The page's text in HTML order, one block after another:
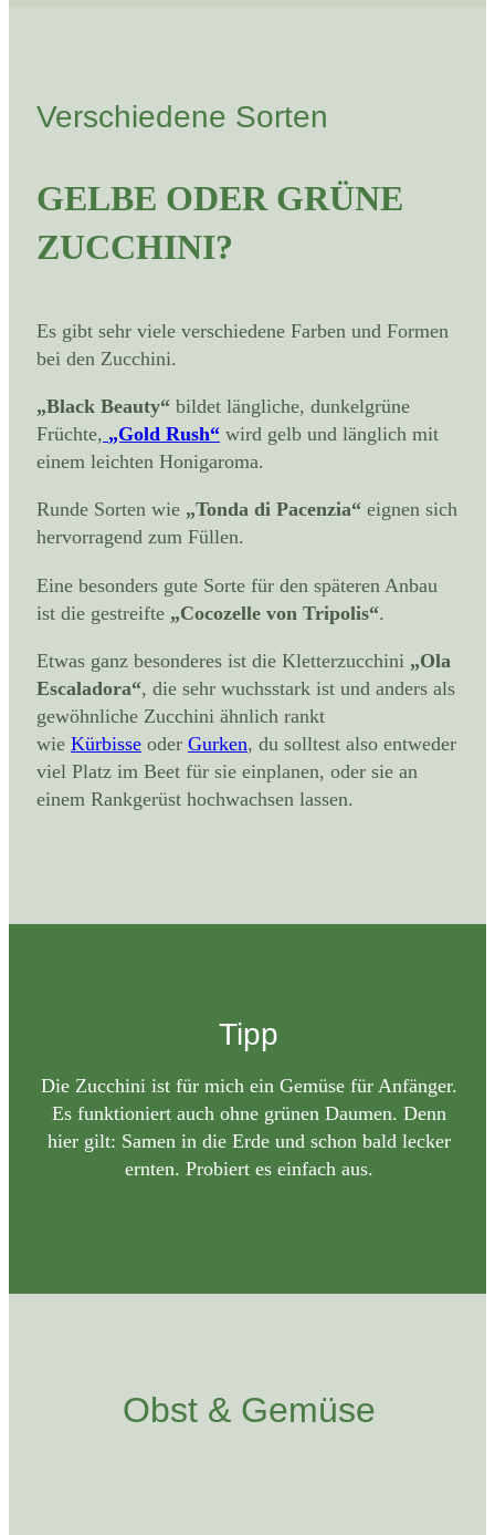
Verschiedene Sorten
GELBE ODER GRÜNE
ZUCCHINI?
Es gibt sehr viele verschiedene Farben und Formen
bei den Zucchini.
„Black Beauty“ bildet längliche, dunkelgrüne
Früchte, „Gold Rush“ wird gelb und länglich mit
einem leichten Honigaroma.
Runde Sorten wie „Tonda di Pacenzia“ eignen sich
hervorragend zum Füllen.
Eine besonders gute Sorte für den späteren Anbau
ist die gestreifte „Cocozelle von Tripolis“.
Etwas ganz besonderes ist die Kletterzucchini „Ola
Escaladora“, die sehr wuchsstark ist und anders als
gewöhnliche Zucchini ähnlich rankt
wie Kürbisse oder Gurken, du solltest also entweder
viel Platz im Beet für sie einplanen, oder sie an
einem Rankgerüst hochwachsen lassen.
Tipp
Die Zucchini ist für mich ein Gemüse für Anfänger.
Es funktioniert auch ohne grünen Daumen. Denn
hier gilt: Samen in die Erde und schon bald lecker
ernten. Probiert es einfach aus.
Obst & Gemüse